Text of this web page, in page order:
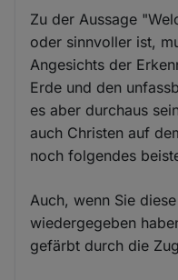
Zu der Aussage
oder sinnvoller ist,
Angesichts der
Erde und den
es aber durchaus
auch Christen auf
noch folgendes
Auch, wenn Sie
wiedergegeben
gefärbt durch die